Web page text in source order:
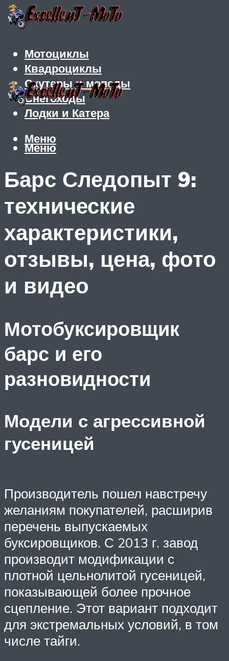
Мотоциклы
Квадроциклы
Скутеры и мопеды
Снегоходы
Лодки и Катера
Меню
Меню
Барс Следопыт 9:
технические
характеристики,
отзывы, цена, фото
и видео
Мотобуксировщик
барс и его
разновидности
Модели с агрессивной
гусеницей
Производитель пошел навстречу
желаниям покупателей, расширив
перечень выпускаемых
буксировщиков. С 2013 г. завод
производит модификации с
плотной цельнолитой гусеницей,
показывающей более прочное
сцепление. Этот вариант подходит
для экстремальных условий, в том
числе тайги.